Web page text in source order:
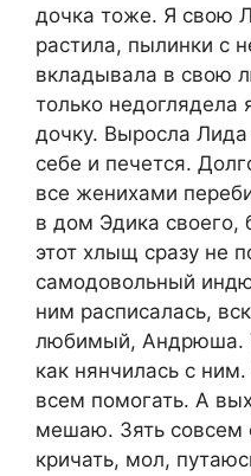
дочка тоже. Я свою
растила, пылинки с
вкладывала в свою
только недоглядела
дочку. Выросла Лида
себе и печется.
все женихами
в дом Эдика своего,
этот хлыщ сразу не
самодовольный
ним расписалась,
любимый, Андрюша.
как нянчилась с
всем помогать. А
мешаю. Зять совсем
кричать, мол,